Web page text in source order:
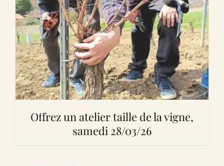
Offrez un atelier taille de la vigne,
samedi 28/03/26